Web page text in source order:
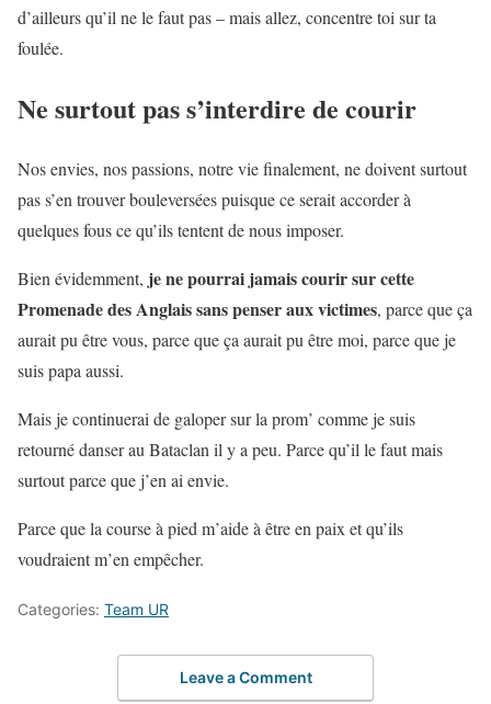
d’ailleurs qu’il ne le faut pas – mais allez, concentre toi sur ta
foulée.
Ne surtout pas s’interdire de courir
Nos envies, nos passions, notre vie finalement, ne doivent surtout
pas s’en trouver bouleversées puisque ce serait accorder à
quelques fous ce qu’ils tentent de nous imposer.
Bien évidemment, je ne pourrai jamais courir sur cette
Promenade des Anglais sans penser aux victimes, parce que ça
aurait pu être vous, parce que ça aurait pu être moi, parce que je
suis papa aussi.
Mais je continuerai de galoper sur la prom’ comme je suis
retourné danser au Bataclan il y a peu. Parce qu’il le faut mais
surtout parce que j’en ai envie.
Parce que la course à pied m’aide à être en paix et qu’ils
voudraient m’en empêcher.
Categories: Team UR
Leave a Comment